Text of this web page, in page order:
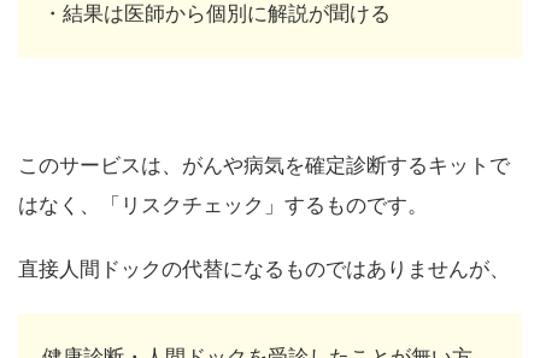
・結果は医師から個別に解説が聞ける
このサービスは、がんや病気を確定診断するキットで
はなく、「リスクチェック」するものです。
直接人間ドックの代替になるものではありませんが、